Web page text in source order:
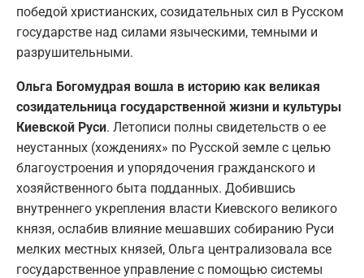
победой христианских, созидательных сил в Русском
государстве над силами языческими, темными и
разрушительными.
Ольга Богомудрая вошла в историю как великая
созидательница государственной жизни и культуры
Киевской Руси. Летописи полны свидетельств о ее
неустанных (хождениях» по Русской земле с целью
благоустроения и упорядочения гражданского и
хозяйственного быта подданных. Добившись
внутреннего укрепления власти Киевского великого
князя, ослабив влияние мешавших собиранию Руси
мелких местных князей, Ольга централизовала все
государственное управление с помощью системы